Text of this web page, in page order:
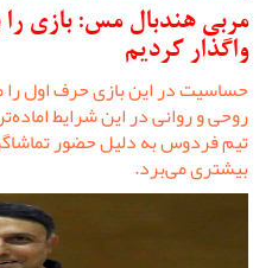
مربی هندبال مس: بازی
واگذار کردیم
حساسیت در این بازی حرف اول
روحی و روانی در این شرایط
تیم فردوس به دلیل حضور
بیشتری می‌برد.